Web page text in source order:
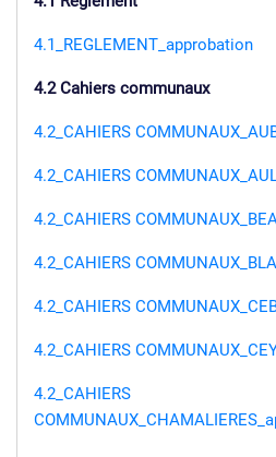
4.1_REGLEMENT_approbation
4.2 Cahiers communaux
4.2_CAHIERS
4.2_CAHIERS
4.2_CAHIERS
4.2_CAHIERS
4.2_CAHIERS
4.2_CAHIERS
4.2_CAHIERS